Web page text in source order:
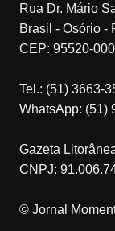
Rua Dr. Mário
Brasil - Osório -
CEP: 95520-000
Tel.: (51) 3663-
WhatsApp: (51)
Gazeta
CNPJ:
© Jornal